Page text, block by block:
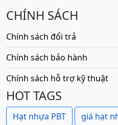
CHÍNH SÁCH
Chính sách đổi trả
Chính sách bảo hành
Chính sách hỗ trợ kỹ thuật
HOT TAGS
Hạt nhựa PBT giá hạt